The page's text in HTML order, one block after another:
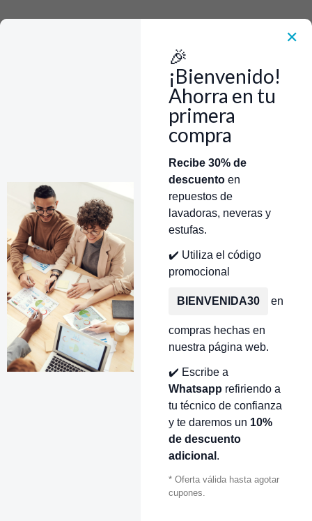
✕
🎉
¡Bienvenido!
Ahorra en tu
primera
compra
Recibe 30% de
descuentoen
repuestos de
lavadoras, neveras y
estufas.
✔️ Utiliza el código
promocional
BIENVENIDA30 en
compras hechas en
nuestra página web.
✔️ Escribe a
Whatsapp refiriendo a
tu técnico de confianza
y te daremos un 10%
de descuento
adicional .
* Oferta válida hasta agotar
cupones.
TiendaTécnicos Autorizados
Donde encontrar modelo? Servicios de Reparación
CR451198
Cantidad
Agregar al Carrito Comprar ahora
Agregar a la lista de favoritos
🔥 OBTENER DESCUENTO
INMEDIATO 🔥
👉 Conocer más…
Mostrar stock de ubicaciones
DESCRIPCIÓN